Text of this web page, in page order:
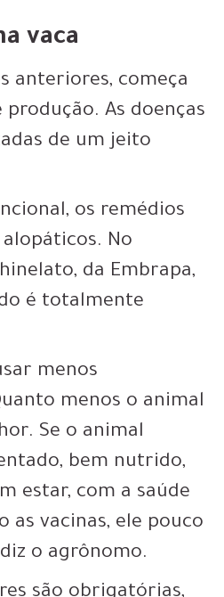
vaca
anteriores, começa
produção. As doenças
de um jeito
os remédios
No
da Embrapa,
é totalmente
menos
menos o animal
Se o animal
bem nutrido,
estar, com a saúde
as vacinas, ele pouco
o agrônomo.